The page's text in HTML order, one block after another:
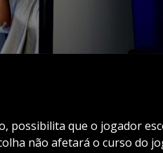
possibilita que o jogador
não afetará o curso do